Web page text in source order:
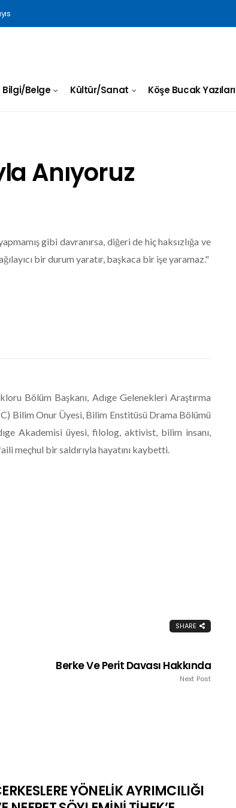
Bilgi/Belge Kültür/Sanat Köşe Bucak Yazıları
Anıyoruz
gibi davranırsa, diğeri de hiç haksızlığa ve
bir durum yaratır, başkaca bir işe yaramaz."
Bölüm Başkanı, Adıge Gelenekleri Araştırma
Bilim Onur Üyesi, Bilim Enstitüsü Drama Bölümü
Akademisi üyesi, filolog, aktivist, bilim insanı,
meçhul bir saldırıyla hayatını kaybetti.
SHARE
Berke Ve Perit Davası Hakkında
Next Post
YÖNELİK AYRIMCILIĞI